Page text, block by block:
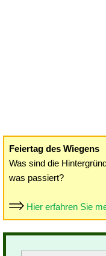
Feiertag des Wiegens
Was sind die
was passiert?
Hier erfahren Sie